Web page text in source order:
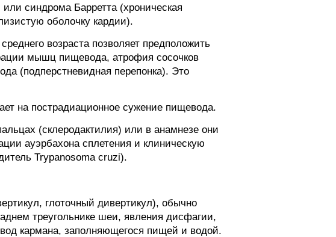
синдрома Барретта (хроническая
оболочку кардии).
возраста позволяет предположить
мышц пищевода, атрофия сосочков
(подперстневидная перепонка). Это
на пострадиационное сужение пищевода.
(склеродактилия) или в анамнезе они
ауэрбахона сплетения и клиническую
Trypanosoma cruzi).
глоточный дивертикул), обычно
треугольнике шеи, явления дисфагии,
кармана, заполняющегося пищей и водой.